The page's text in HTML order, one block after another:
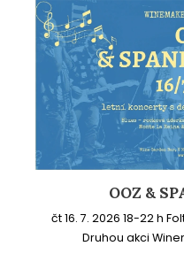
OOZ &
čt 16. 7. 2026 18-22 h
Druhou akci